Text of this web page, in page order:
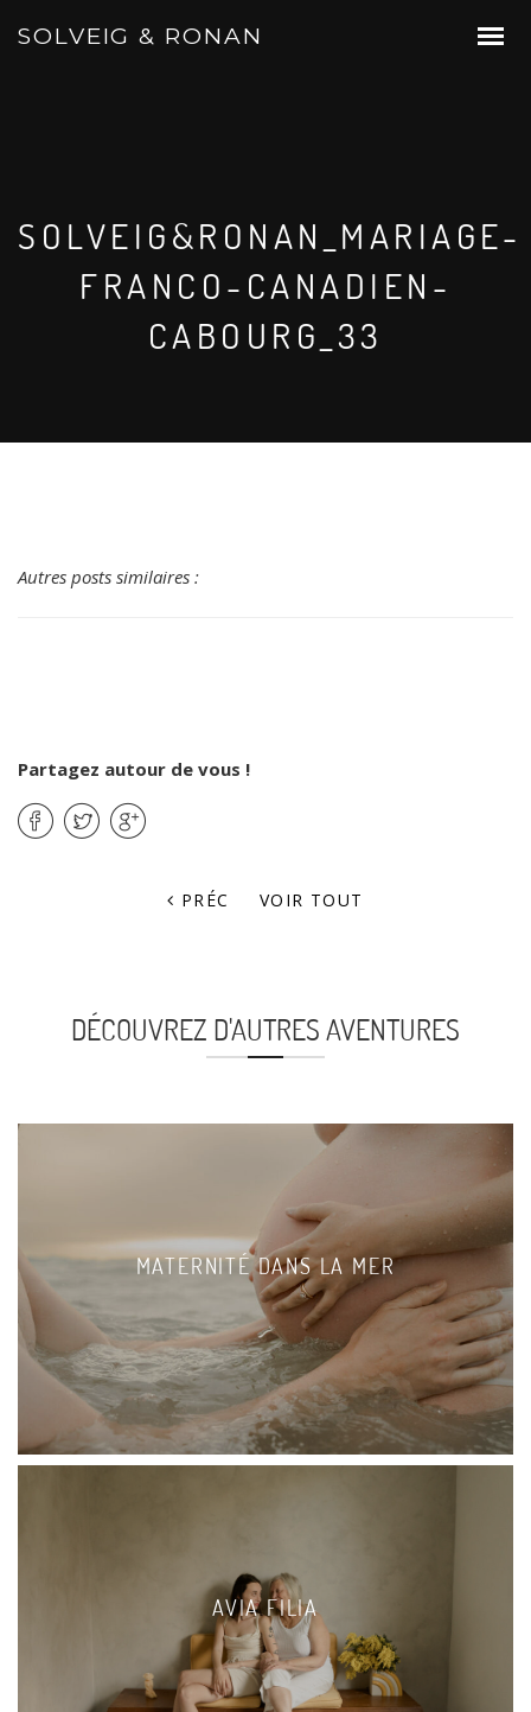
SOLVEIG & RONAN
SOLVEIG&RONAN_MARIAGE-
FRANCO-CANADIEN-
CABOURG_33
Autres posts similaires :
Partagez autour de vous !
PRÉC VOIR TOUT
DÉCOUVREZ D'AUTRES AVENTURES
MATERNITÉ DANS LA MER
AVIA FILIA